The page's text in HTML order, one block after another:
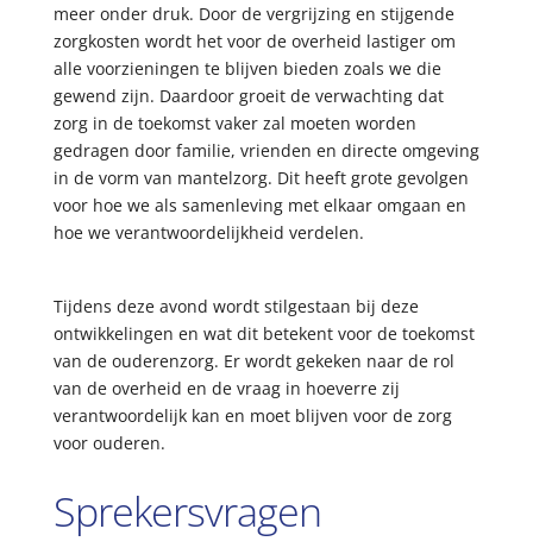
meer onder druk. Door de vergrijzing en stijgende
zorgkosten wordt het voor de overheid lastiger om
alle voorzieningen te blijven bieden zoals we die
gewend zijn. Daardoor groeit de verwachting dat
zorg in de toekomst vaker zal moeten worden
gedragen door familie, vrienden en directe omgeving
in de vorm van mantelzorg. Dit heeft grote gevolgen
voor hoe we als samenleving met elkaar omgaan en
hoe we verantwoordelijkheid verdelen.
Tijdens deze avond wordt stilgestaan bij deze
ontwikkelingen en wat dit betekent voor de toekomst
van de ouderenzorg. Er wordt gekeken naar de rol
van de overheid en de vraag in hoeverre zij
verantwoordelijk kan en moet blijven voor de zorg
voor ouderen.
Sprekersvragen